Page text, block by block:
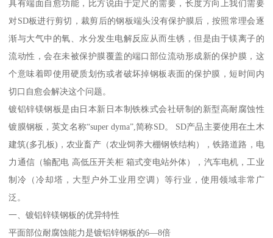
具有端面自愈功能，比方说由于定尺的需要，长度方向上我们需要
对SD板进行剪切，裁剪后的钢板端头没有保护膜后，按照常理会逐
渐与大气中的氧、水分发生电解反应从而生锈，但是由于镁离子的
流动性，会在未被保护膜覆盖的端口部位流动形成新的保护膜，这
个意味着即使用硬质划伤或者破坏掉钢板表面的保护膜，短时间内
切口自愈会解决这个问题。
镀铝锌镁钢板是由日本新日本制铁株式会社研制的新型高耐腐蚀性
镀膜钢板，英文名称“super dyma”,简称SD。 SD产品主要使用在土木
建筑(多孔板)，农业畜产（农业饲养大棚钢铁结构），铁路道路，电
力通信（输配电 高低压开关柜 箱式变电站外体），汽车电机，工业
制冷（冷却塔，大型户外工业用空调）等行业，使用领域非常广
泛。
一、镀铝锌镁钢板的优异特性
平面部位耐腐蚀能力是镀铝锌钢板的6—8倍